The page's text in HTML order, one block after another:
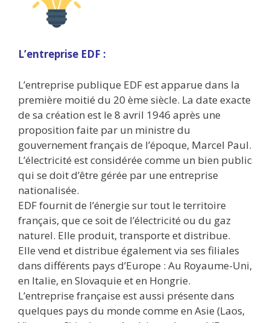
L’entreprise EDF :
L’entreprise publique EDF est apparue dans la
première moitié du 20 ème siècle. La date exacte
de sa création est le 8 avril 1946 après une
proposition faite par un ministre du
gouvernement français de l’époque, Marcel Paul.
L’électricité est considérée comme un bien public
qui se doit d’être gérée par une entreprise
nationalisée.
EDF fournit de l’énergie sur tout le territoire
français, que ce soit de l’électricité ou du gaz
naturel. Elle produit, transporte et distribue.
Elle vend et distribue également via ses filiales
dans différents pays d’Europe : Au Royaume-Uni,
en Italie, en Slovaquie et en Hongrie.
L’entreprise française est aussi présente dans
quelques pays du monde comme en Asie (Laos,